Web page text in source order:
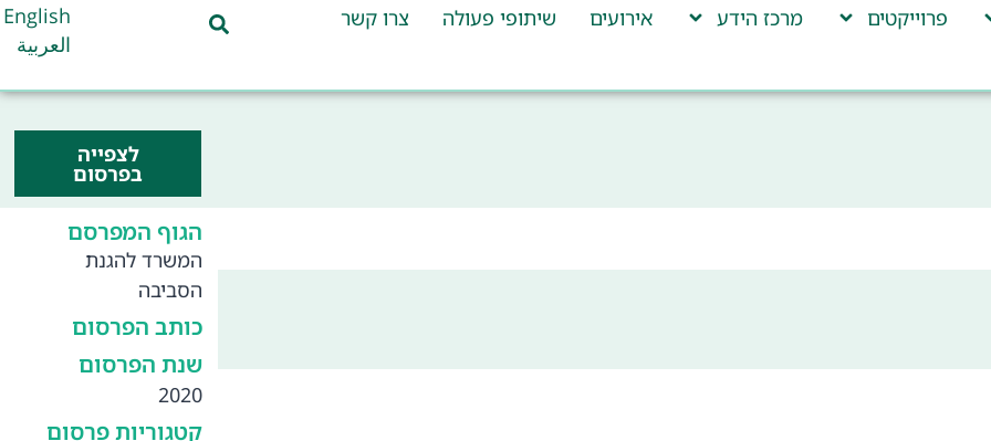
פרוייקטים מרכז הידע אירועים שיתופי פעולה צרו קשר
English
العربية
לצפייה
בפרסום
הגוף המפרסם
המשרד להגנת
הסביבה
כותב הפרסום
שנת הפרסום
2020
קטגוריות פרסום